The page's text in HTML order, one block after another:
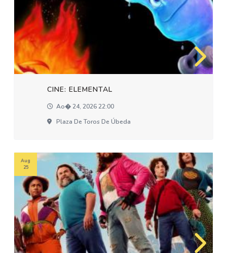
CINE: ELEMENTAL
Ao� 24, 2026 22:00
Plaza De Toros De Úbeda
Aug
25